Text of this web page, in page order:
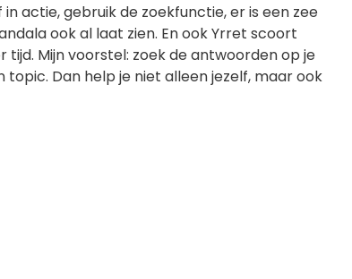
actie, gebruik de zoekfunctie, er is een zee
ook al laat zien. En ook Yrret scoort
Mijn voorstel: zoek de antwoorden op je
topic. Dan help je niet alleen jezelf, maar ook